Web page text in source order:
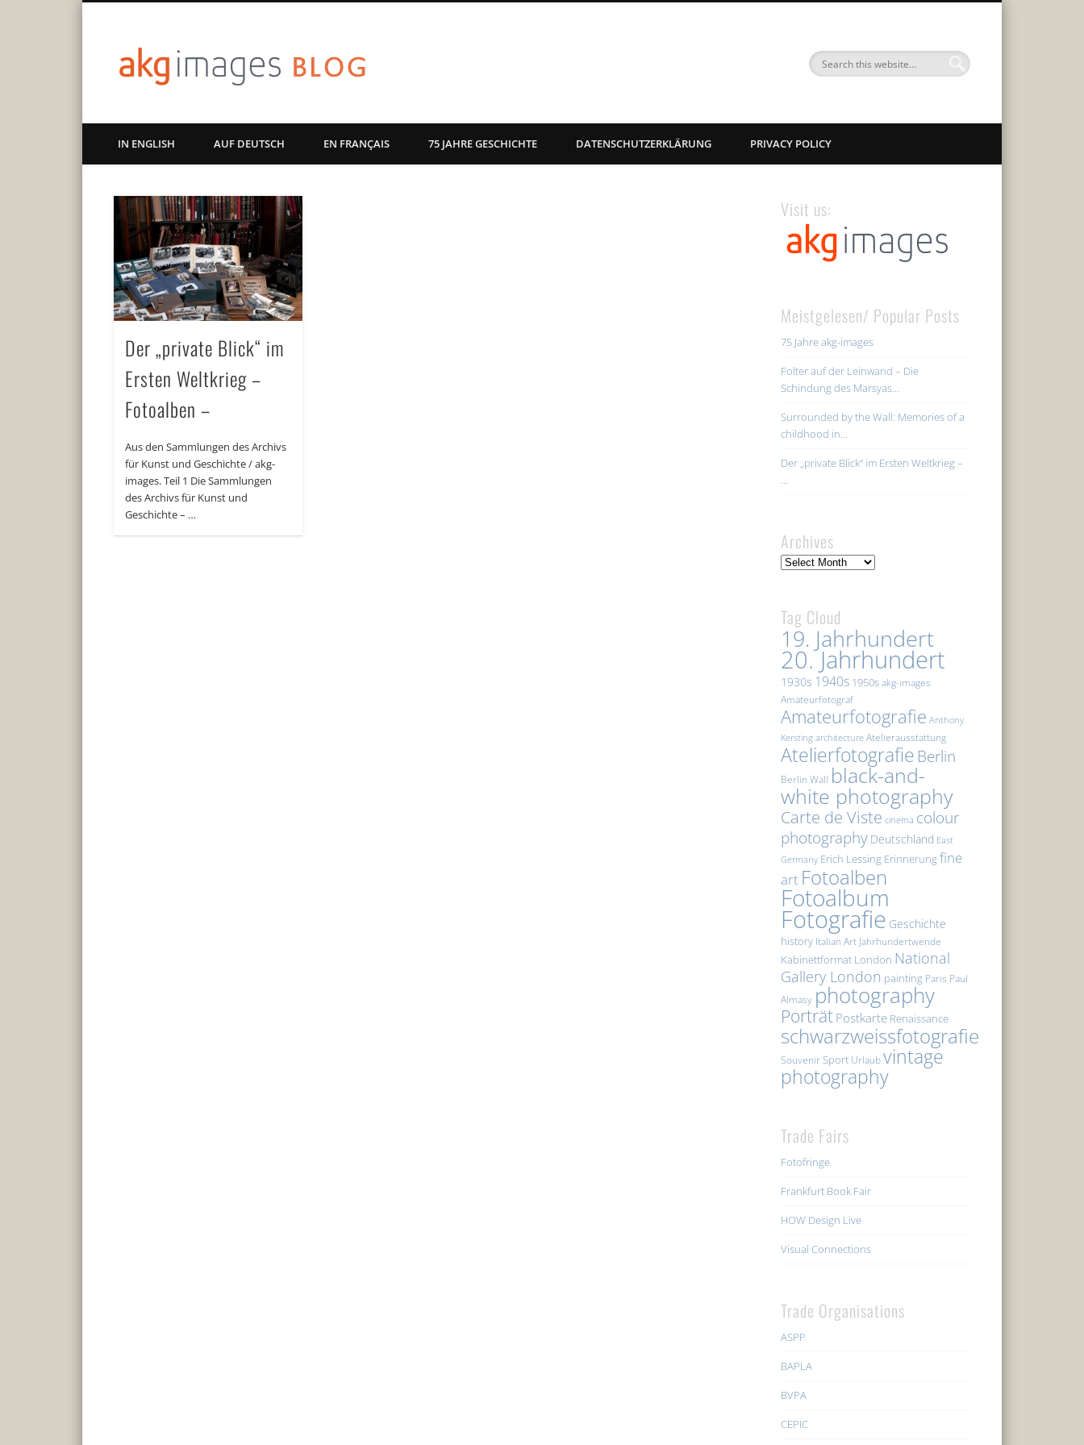
Art | Culture | History
IN ENGLISH AUF DEUTSCH EN FRANÇAIS 75 JAHRE GESCHICHTE DATENSCHUTZERKLÄRUNG PRIVACY POLICY
Der „private Blick“ im
Ersten Weltkrieg –
Fotoalben –
Aus den Sammlungen des Archivs
für Kunst und Geschichte / akg-
images. Teil 1 Die Sammlungen
des Archivs für Kunst und
Geschichte – …
Visit us:
Meistgelesen/ Popular Posts
75 Jahre akg-images
Folter auf der Leinwand – Die
Schindung des Marsyas…
Surrounded by the Wall: Memories of a
childhood in…
Der „private Blick“ im Ersten Weltkrieg –
…
Archives
Archives
Tag Cloud
19. Jahrhundert
20. Jahrhundert
1930s 1940s 1950s akg-images
Amateurfotograf
Amateurfotografie Anthony
Kersting architecture Atelierausstattung
Atelierfotografie Berlin
Berlin Wall black-and-
white photography
Carte de Viste cinema colour
photography Deutschland East
Germany Erich Lessing Erinnerungfine
art Fotoalben
Fotoalbum
Fotografie Geschichte
history Italian Art Jahrhundertwende
Kabinettformat London National
Gallery London painting Paris Paul
Almasy photography
Porträt Postkarte Renaissance
schwarzweissfotografie
Souvenir Sport Urlaub vintage
photography
Trade Fairs
Fotofringe
Frankfurt Book Fair
HOW Design Live
Visual Connections
Trade Organisations
ASPP
BAPLA
BVPA
CEPIC